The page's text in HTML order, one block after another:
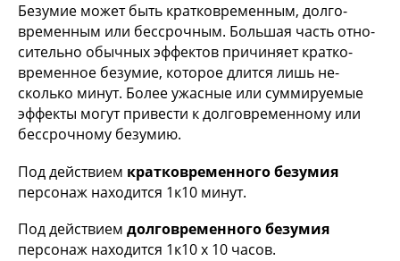
Безумие может быть кратковременным, долго­
временным или бессрочным. Большая часть отно­
сительно обычных эффектов причиняет кратко­
временное безумие, которое длится лишь не­
сколько минут. Более ужасные или суммируемые
эффекты могут привести к долговременному или
бессрочному безумию.
Под действием кратковременного безумия
персонаж находится 1к10 минут.
Под действием долговременного безумия
персонаж находится 1к10 х 10 часов.